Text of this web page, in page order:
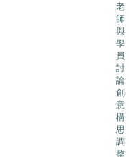
老
師
與
學
員
討
論
創
意
構
思
調
整